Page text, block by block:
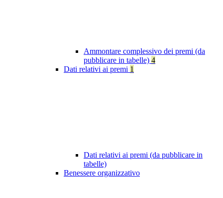
Ammontare complessivo dei premi (da
pubblicare in tabelle) 4
Dati relativi ai premi 1
Dati relativi ai premi (da pubblicare in
tabelle)
Benessere organizzativo